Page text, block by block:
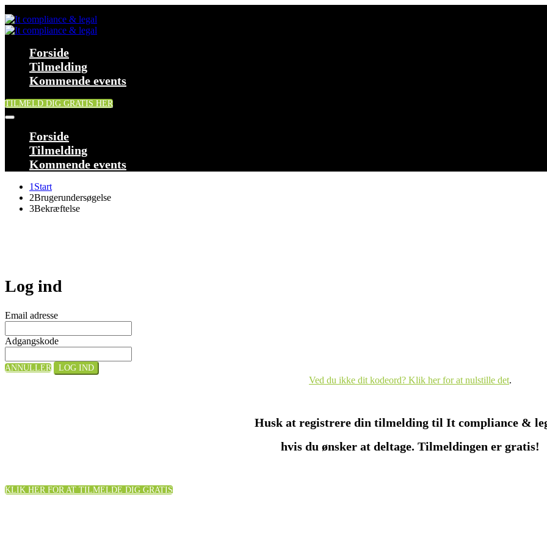
Forside
Tilmelding
Kommende events
TILMELD DIG GRATIS HER
Forside
Tilmelding
Kommende events
1 Start
2Brugerundersøgelse
3Bekræftelse
Log ind
Email adresse
Adgangskode
ANNULLER LOG IND
Ved du ikke dit kodeord? Klik her for at nulstille det.
Husk at registrere din tilmelding til It compliance &
hvis du ønsker at deltage. Tilmeldingen er gratis!
KLIK HER FOR AT TILMELDE DIG GRATIS